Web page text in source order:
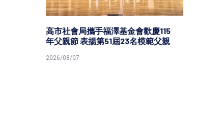
高市社會局攜手福澤基金會歡慶115
年父親節 表揚第51屆23名模範父親
2026/08/07